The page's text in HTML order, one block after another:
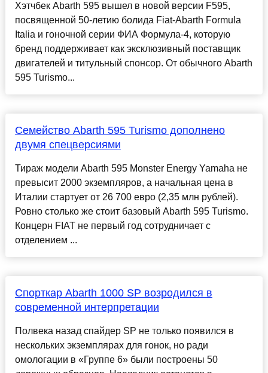
Хэтчбек Abarth 595 вышел в новой версии F595,
посвященной 50-летию болида Fiat-Abarth Formula
Italia и гоночной серии ФИА Формула-4, которую
бренд поддерживает как эксклюзивный поставщик
двигателей и титульный спонсор. От обычного Abarth
595 Turismo...
Семейство Abarth 595 Turismo дополнено
двумя спецверсиями
Тираж модели Abarth 595 Monster Energy Yamaha не
превысит 2000 экземпляров, а начальная цена в
Италии стартует от 26 700 евро (2,35 млн рублей).
Ровно столько же стоит базовый Abarth 595 Turismo.
Концерн FIAT не первый год сотрудничает с
отделением ...
Спорткар Abarth 1000 SP возродился в
современной интерпретации
Полвека назад спайдер SP не только появился в
нескольких экземплярах для гонок, но ради
омологации в «Группе 6» были построены 50